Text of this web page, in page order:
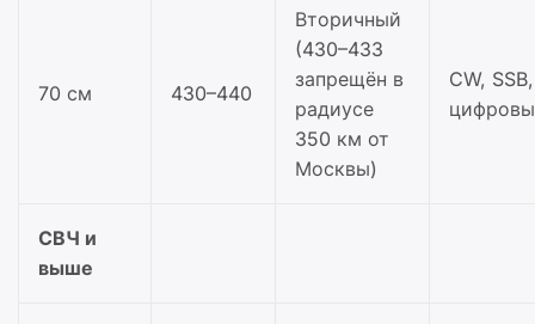
70 см 430–440
Вторичный
(430–433
запрещён в
радиусе
350 км от
Москвы)
CW, SSB,
СВЧ и
выше